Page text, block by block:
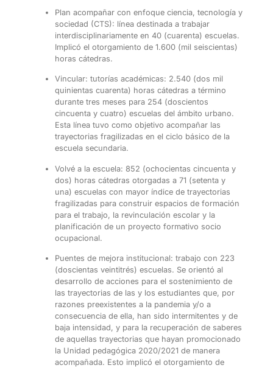
Plan acompañar con enfoque ciencia, tecnología y
sociedad (CTS): línea destinada a trabajar
interdisciplinariamente en 40 (cuarenta) escuelas.
Implicó el otorgamiento de 1.600 (mil seiscientas)
horas cátedras.
Vincular: tutorías académicas: 2.540 (dos mil
quinientas cuarenta) horas cátedras a término
durante tres meses para 254 (doscientos
cincuenta y cuatro) escuelas del ámbito urbano.
Esta línea tuvo como objetivo acompañar las
trayectorias fragilizadas en el ciclo básico de la
escuela secundaria.
Volvé a la escuela: 852 (ochocientas cincuenta y
dos) horas cátedras otorgadas a 71 (setenta y
una) escuelas con mayor índice de trayectorias
fragilizadas para construir espacios de formación
para el trabajo, la revinculación escolar y la
planificación de un proyecto formativo socio
ocupacional.
Puentes de mejora institucional: trabajo con 223
(doscientas veintitrés) escuelas. Se orientó al
desarrollo de acciones para el sostenimiento de
las trayectorias de las y los estudiantes que, por
razones preexistentes a la pandemia y/o a
consecuencia de ella, han sido intermitentes y de
baja intensidad, y para la recuperación de saberes
de aquellas trayectorias que hayan promocionado
la Unidad pedagógica 2020/2021 de manera
acompañada. Esto implicó el otorgamiento de